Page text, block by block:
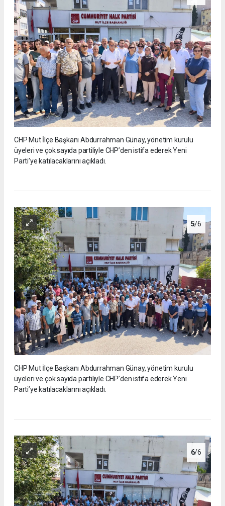
CHP Mut İlçe Başkanı Abdurrahman Günay, yönetim kurulu
üyeleri ve çok sayıda partiliyle CHP’den istifa ederek Yeni
Parti’ye katılacaklarını açıkladı.
5/6
CHP Mut İlçe Başkanı Abdurrahman Günay, yönetim kurulu
üyeleri ve çok sayıda partiliyle CHP’den istifa ederek Yeni
Parti’ye katılacaklarını açıkladı.
6/6